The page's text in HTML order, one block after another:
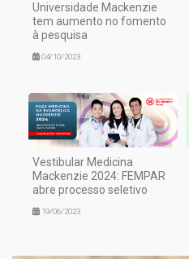
Universidade Mackenzie
tem aumento no fomento
à pesquisa
04/10/2023
Vestibular Medicina
Mackenzie 2024: FEMPAR
abre processo seletivo
19/06/2023